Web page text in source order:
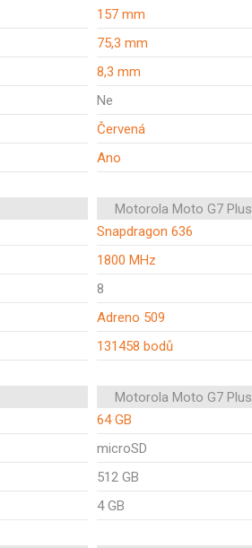
157 mm
75,3 mm
8,3 mm
Ne
Červená
Ano
Motorola Moto G7 Plus
Snapdragon 636
1800 MHz
8
Adreno 509
131458 bodů
Motorola Moto G7 Plus
64 GB
microSD
512 GB
4 GB